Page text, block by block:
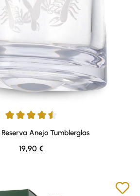
Anejo Tumblerglas
Regular price:
19,90 €